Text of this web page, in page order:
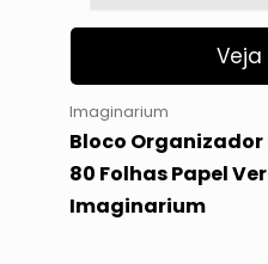
Imaginarium
Bloco
80 Folhas Papel
Imaginarium